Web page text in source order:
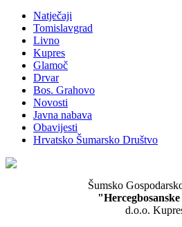
Natječaji
Tomislavgrad
Livno
Kupres
Glamoč
Drvar
Bos. Grahovo
Novosti
Javna nabava
Obavijesti
Hrvatsko Šumarsko Društvo
Šumsko
d.o.o.